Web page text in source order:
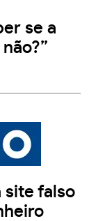
se a
site falso